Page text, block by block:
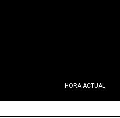
HORA ACTUAL